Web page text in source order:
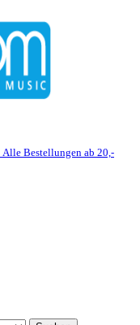
Alle Bestellungen ab 20,-